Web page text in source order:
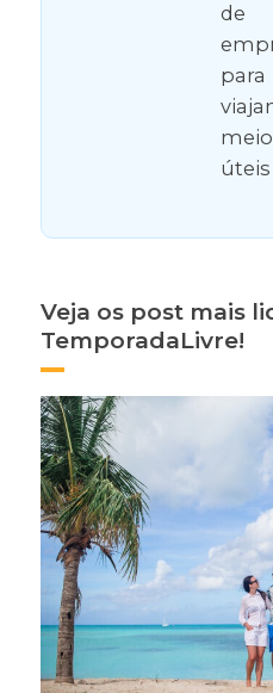
de
úteis
Veja os post mais
TemporadaLivre!